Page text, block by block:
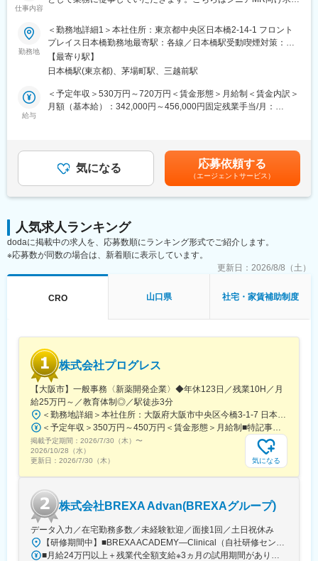
・入居時の引越し費用：会社負担（会社指定業者）
変更の範囲：会社の定める業務
を用いてMRを支えるSV職へのキャリアチェンジや、ジョブリク
エスト制度を用いて人事・リクルートスタッフ・研修スタッフへ
の挑戦もできる環境が整っています。実際にこちらの制度を活用
し、キャリアチェンジした社員も多数います。
■営業スタイル：担当エリアの医療機関（開業医、病院）を訪問し
て、医師、薬剤師に課題解決するための医薬品情報を提供、副作
・ジェネリック医薬品のプロモーション
※1プロジェクトを約2年程度担当します。
※プロジェクトマネージャー、スーパーバイザー(SV)より、日々の
変更の範囲：会社の定める業務
仕事内容
当社は「ひとり一人の資質向上とありたい姿の実現を」という方
針を掲げ、育成プログラムの充実やMRのフォロー体制に力を入れ
ています。
■営業スタイル：担当エリアの医療機関（開業医、病院）を訪問し
て、医師、薬剤師に課題解決するための医薬品情報を提供、副作
用情報を収集を行っていただきます。
※1プロジェクトを約2年程度担当します。
※プロジェクトマネージャー、スーパーバイザー(SV)より、日々の
活動についてフォローを受けられる環境です。全国にSVを配置
(1)充実した教育体制：
APS COLLEGE（社内研修制度）：配属先で携わっている領域以
外に、自身が目標に向けた計画を立て研修を受講できます。まず
慢性疾患など幅広い知識を身に着けていただき、基盤が整った後
合研修（症例検討など）のほか、学会聴講、専門医とのロープレ
知見を身に着けることが可能です。また、取得した知識が発揮で
(2)トップクラスの契約メーカー数：同業他社と比較しても、多く
のプロジェクト数があり、様々なご経験を活かしていただくこと
が可能です。20代～60代までの幅広い年代のMRの方が活躍され
ています。内資・外資の新薬メーカー、ジェネリックメーカーな
どプロジェクトは多岐に渡りますので、今までの経験を活かせる
環境が整っています。
(3)多様なキャリアパス：
MRとしてのキャリアアップはもちろん、キャリアチャレンジ制度
を用いてMRを支えるSV職へのキャリアチェンジや、キャリアビ
制度を活用し、キャリアチェンジした社員も多数います。
変更の範囲：会社の定める業務
勤務地
＜勤務地詳細1＞本社住所：東京都中央区日本橋2-14-1 フロント
プレイス日本橋勤務地最寄駅：各線／日本橋駅受動喫煙対策：敷
地内喫煙可能場所あり＜勤務地詳細2＞全国エリア住所：全国エリ
ア 受動喫煙対策：屋内全面禁煙変更の範囲：会社の定める事業所
【最寄り駅】
日本橋駅(東京都)、茅場町駅、三越前駅
給与
＜予定年収＞530万円～720万円＜賃金形態＞月給制＜賃金内訳＞
月額（基本給）：342,000円～456,000円固定残業手当/月：
上記は日当、社宅制度（会社負担額24万）、単身赴任手当、入社
一時金（初年度のみ）込みの金額を記載しています。※能力・前給
などを考慮し、規定により決定します。昇給：年1回賃金はあくま
でも目安の金額であり、選考を通じて上下する可能性がありま
気になる 応募依頼する
（エージェントサービス）
人気求人ランキング
dodaに掲載中の求人を、応募数順にランキング形式でご紹介します。
※応募数が同数の場合は、新着順に表示しています。
更新日： 2026/8/8（土）
CRO 山口県 社宅・家賃補助制度
株式会社プログレス
【大阪市】一般事務〈新薬開発企業〉◆年休123日／残業10H／月
給25万円～／教育体制◎／駅徒歩3分
＜勤務地詳細＞本社住所：大阪府大阪市中央区今橋3-1-7 日本生命今橋ビル受動喫煙対策：屋内全面禁煙変更の範囲：無
＜予定年収＞350万円～450万円＜賃金形態＞月給制■特記事項なし＜賃金内訳＞月額（基本給）：232,000円～260,000円固定残業手当/月：18,000円～20,000円（固定残業時間10時間0分/月）超過した時間外労働の残業手当は追加支給＜月給＞250,000円～280,000円（一律手当を含む）＜昇給有無＞有＜残業手当＞有＜給与補足＞■賞与（年4回）：初年度0.7か月分、2年目以降1.4か月（変動有）■昇給（年1回以上）＊通勤手当（全額）＊住宅手当＊習い事支援手当 （社員が契約した習い事を上限7,000円として80％を支給）＊医療費補助手当 （社員とその両親の保険診療の医療費の自己負担額の50％を支給）賃金はあくまでも目安の金額であり、選考を通じて上下する可能性があります。月給(月額)は固定手当を含めた表記です。
掲載予定期間： 2026/7/30（木） 〜
2026/10/28（水）
更新日： 2026/7/30（木） 気になる
株式会社BREXA Advan(BREXAグループ)
データ入力／在宅勤務多数／未経験歓迎／面接1回／土日祝休み
【研修期間中】■BREXA ACADEMY―Clinical（自社研修センター）／東京都新宿区西新宿2-7-1 新宿第一生命ビルディング3F└都営大江戸線「都庁前駅」A7出口から徒歩1～2分└東京メトロ丸ノ内線「西新宿駅」2番出口から徒歩5分└JR山手線など「新宿駅」西口から徒歩10～12分【研修終了後】＜転勤なし！在宅・フルリモート案件多数！＞□東京・神奈川・埼玉・千葉などの各プロジェクト先★東京都23区内で勤務できる方を積極採用中！※変更の範囲、上記を除く当社関連勤務地※週に数回リモートワーク（在宅勤務）可能なプロジェクトもあります。※将来的にプロジェクトによって異なりますがフルリモートも可能です。※プロジェクト先により異なりますが、最寄駅から徒歩5～10分圏内の駅チカオフィスです。
■月給24万円以上＋残業代全額支給※3ヵ月の試用期間があります。入社後6ヵ月間は、月給23万円となります。それ以外の待遇に変更はありません。入社半年後には必ず月給24万円へ一律で昇給します！【年収例】年収350万円／経験2年（20代）年収480万円／経験4年（30代）年収720万円／経験10年（30代）